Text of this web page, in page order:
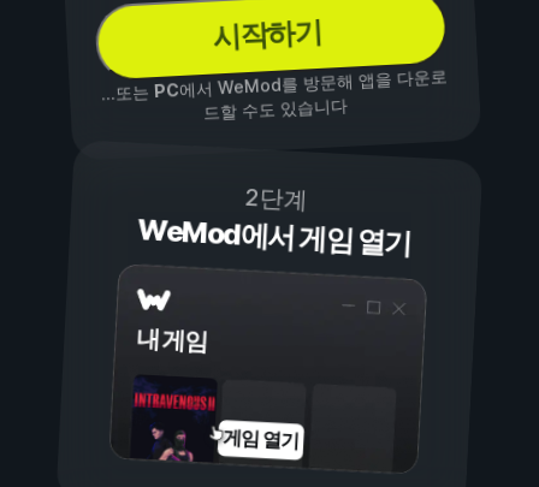
시작하기
...또는PC에서 WeMod를 방문해 앱을 다운로
드할 수도 있습니다
2단계
WeMod에서 게임 열기
내 게임
게임 열기